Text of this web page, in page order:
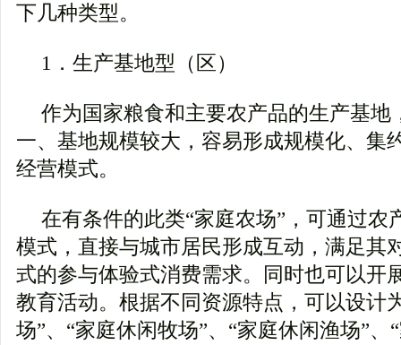
下几种类型。
1．生产基地型（区）
作为国家粮食和主要农产品的生产基地
一、基地规模较大，容易形成规模化、集
经营模式。
在有条件的此类“家庭农场”，可通过农
模式，直接与城市居民形成互动，满足其
式的参与体验式消费需求。同时也可以开
教育活动。根据不同资源特点，可以设计
场”、“家庭休闲牧场”、“家庭休闲渔场”、